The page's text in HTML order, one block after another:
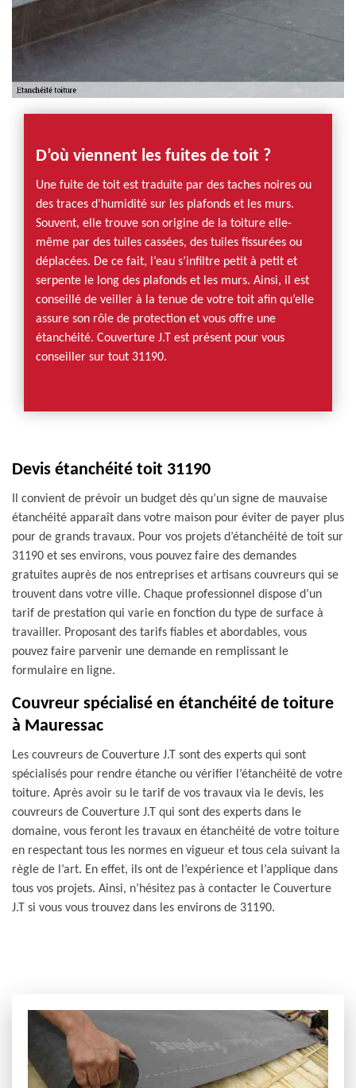
D’où viennent les fuites de toit ?
Une fuite de toit est traduite par des taches noires ou
des traces d’humidité sur les plafonds et les murs.
Souvent, elle trouve son origine de la toiture elle-
même par des tuiles cassées, des tuiles fissurées ou
déplacées. De ce fait, l’eau s’infiltre petit à petit et
serpente le long des plafonds et les murs. Ainsi, il est
conseillé de veiller à la tenue de votre toit afin qu’elle
assure son rôle de protection et vous offre une
étanchéité. Couverture J.T est présent pour vous
conseiller sur tout 31190.
Devis étanchéité toit 31190
Il convient de prévoir un budget dès qu’un signe de mauvaise
étanchéité apparaît dans votre maison pour éviter de payer plus
pour de grands travaux. Pour vos projets d’étanchéité de toit sur
31190 et ses environs, vous pouvez faire des demandes
gratuites auprès de nos entreprises et artisans couvreurs qui se
trouvent dans votre ville. Chaque professionnel dispose d’un
tarif de prestation qui varie en fonction du type de surface à
travailler. Proposant des tarifs fiables et abordables, vous
pouvez faire parvenir une demande en remplissant le
formulaire en ligne.
Couvreur spécialisé en étanchéité de toiture
à Mauressac
Les couvreurs de Couverture J.T sont des experts qui sont
spécialisés pour rendre étanche ou vérifier l’étanchéité de votre
toiture. Après avoir su le tarif de vos travaux via le devis, les
couvreurs de Couverture J.T qui sont des experts dans le
domaine, vous feront les travaux en étanchéité de votre toiture
en respectant tous les normes en vigueur et tous cela suivant la
règle de l’art. En effet, ils ont de l’expérience et l’applique dans
tous vos projets. Ainsi, n’hésitez pas à contacter le Couverture
J.T si vous vous trouvez dans les environs de 31190.